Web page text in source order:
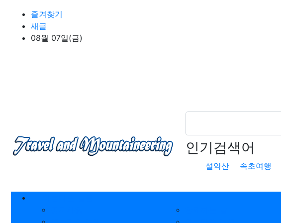
상단 네비
즐겨찾기
새글
08월 07일(금)
인기검색어
설악산 속초여행
메인 메뉴